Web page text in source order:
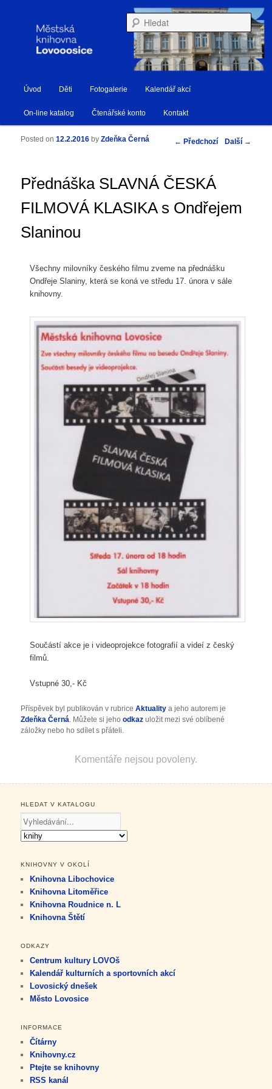
Knihovna Lovosice
Hlavní navigační menu
Přejít k hlavnímu obsahu webu
Přejít k obsahu postranního panelu
Úvod Děti Fotogalerie Kalendář akcí
On-line katalog Čtenářské konto Kontakt
Navigace pro příspěvky ← Předchozí Další →
Přednáška SLAVNÁ ČESKÁ
FILMOVÁ KLASIKA s Ondřejem
Slaninou
Posted on12.2.2016 byZdeňka Černá
Všechny milovníky českého filmu zveme na přednášku
Ondřeje Slaniny, která se koná ve středu 17. února v sále
knihovny.
Součástí akce je i videoprojekce fotografií a videí z český
filmů.
Vstupné 30,- Kč
Příspěvek byl publikován v rubriceAktuality a jeho autorem je
Zdeňka Černá . Můžete si jehoodkaz uložit mezi své oblíbené
záložky nebo ho sdílet s přáteli.
Komentáře nejsou povoleny.
HLEDAT V KATALOGU
KNIHOVNY V OKOLÍ
Knihovna Libochovice
Knihovna Litoměřice
Knihovna Roudnice n. L
Knihovna Štětí
ODKAZY
Centrum kultury LOVOš
Kalendář kulturních a sportovních akcí
Lovosický dnešek
Město Lovosice
INFORMACE
Čítárny
Knihovny.cz
Ptejte se knihovny
RSS kanál